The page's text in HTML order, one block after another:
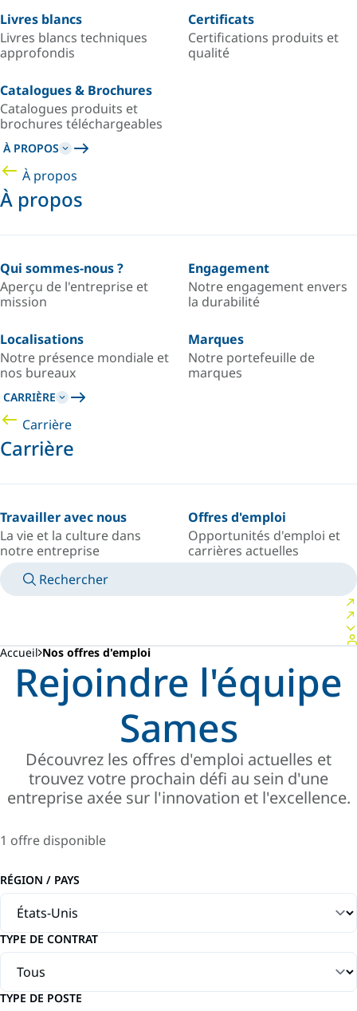
Livres blancs
Livres blancs techniques
approfondis
Certificats
Certifications produits et
qualité
Catalogues & Brochures
Catalogues produits et
brochures téléchargeables
À PROPOS
À propos
À propos
Qui sommes-nous ?
Aperçu de l'entreprise et
mission
Engagement
Notre engagement envers
la durabilité
Localisations
Notre présence mondiale et
nos bureaux
Marques
Notre portefeuille de
marques
CARRIÈRE
Carrière
Carrière
Travailler avec nous
La vie et la culture dans
notre entreprise
Offres d'emploi
Opportunités d'emploi et
carrières actuelles
Rechercher
Accueil Nos offres d'emploi
Rejoindre l'équipe
Sames
Découvrez les offres d'emploi actuelles et
trouvez votre prochain défi au sein d'une
entreprise axée sur l'innovation et l'excellence.
1 offre disponible
RÉGION / PAYS
TYPE DE CONTRAT
TYPE DE POSTE